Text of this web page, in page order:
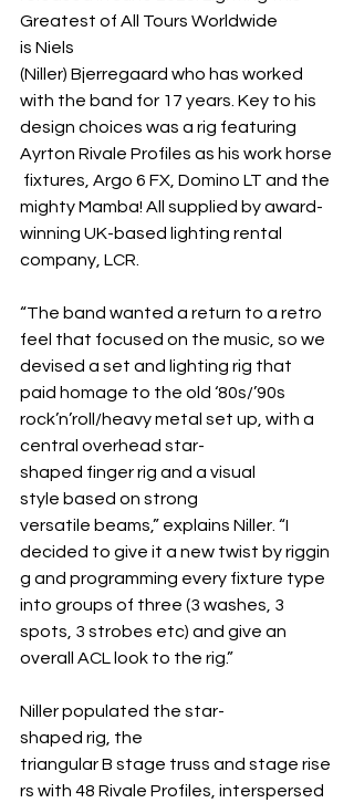
Greatest of All Tours Worldwide
is Niels
(Niller) Bjerregaard who has worked
with the band for 17 years. Key to his
design choices was a rig featuring
Ayrton Rivale Profiles as his work horse
fixtures, Argo 6 FX, Domino LT and the
mighty Mamba! All supplied by award-
winning UK-based lighting rental
company, LCR.
“The band wanted a return to a retro
feel that focused on the music, so we
devised a set and lighting rig that
paid homage to the old ‘80s/’90s
rock’n’roll/heavy metal set up, with a
central overhead star-
shaped finger rig and a visual
style based on strong
versatile beams,” explains Niller. “I
decided to give it a new twist by riggin
g and programming every fixture type
into groups of three (3 washes, 3
spots, 3 strobes etc) and give an
overall ACL look to the rig.”
Niller populated the star-
shaped rig, the
triangular B stage truss and stage rise
rs with 48 Rivale Profiles, interspersed